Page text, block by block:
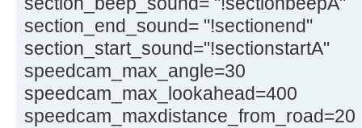
section_end_sound= "!sectionend"
section_start_sound="!sectionstartA"
speedcam_max_angle=30
speedcam_max_lookahead=400
speedcam_maxdistance_from_road=20